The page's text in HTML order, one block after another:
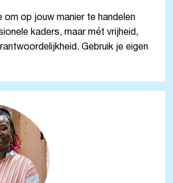
om op jouw manier te handelen
kaders, maar mét vrijheid,
Gebruik je eigen